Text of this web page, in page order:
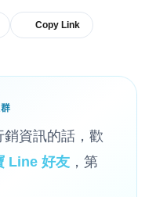
Copy Link
資訊的話，歡
Line 好友 ，第